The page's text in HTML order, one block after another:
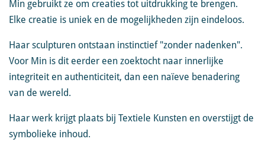
Min gebruikt ze om creaties tot uitdrukking te brengen.
Elke creatie is uniek en de mogelijkheden zijn eindeloos.
Haar sculpturen ontstaan instinctief "zonder nadenken".
Voor Min is dit eerder een zoektocht naar innerlijke
integriteit en authenticiteit, dan een naïeve benadering
van de wereld.
Haar werk krijgt plaats bij Textiele Kunsten en overstijgt de
symbolieke inhoud.